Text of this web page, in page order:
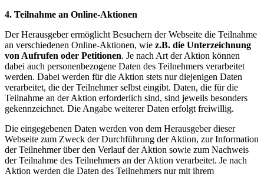
4. Teilnahme an Online-Aktionen
Der Herausgeber ermöglicht Besuchern der Webseite die Teilnahme
an verschiedenen Online-Aktionen, wie z.B. die Unterzeichnung
von Aufrufen oder Petitionen. Je nach Art der Aktion können
dabei auch personenbezogene Daten des Teilnehmers verarbeitet
werden. Dabei werden für die Aktion stets nur diejenigen Daten
verarbeitet, die der Teilnehmer selbst eingibt. Daten, die für die
Teilnahme an der Aktion erforderlich sind, sind jeweils besonders
gekennzeichnet. Die Angabe weiterer Daten erfolgt freiwillig.
Die eingegebenen Daten werden von dem Herausgeber dieser
Webseite zum Zweck der Durchführung der Aktion, zur Information
der Teilnehmer über den Verlauf der Aktion sowie zum Nachweis
der Teilnahme des Teilnehmers an der Aktion verarbeitet. Je nach
Aktion werden die Daten des Teilnehmers nur mit ihrem